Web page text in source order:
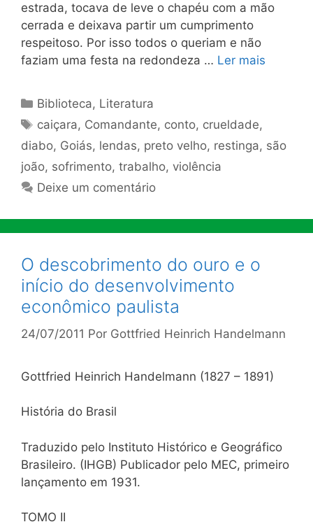
estrada, tocava de leve o chapéu com a mão
cerrada e deixava partir um cumprimento
respeitoso. Por isso todos o queriam e não
faziam uma festa na redondeza … Ler mais
Categorias
Biblioteca, Literatura
Tags
caiçara, Comandante, conto, crueldade,
diabo, Goiás, lendas, preto velho, restinga, são
joão, sofrimento, trabalho, violência
Deixe um comentário
O descobrimento do ouro e o
início do desenvolvimento
econômico paulista
24/07/2011 Por Gottfried Heinrich Handelmann
Gottfried Heinrich Handelmann (1827 – 1891)
História do Brasil
Traduzido pelo Instituto Histórico e Geográfico
Brasileiro. (IHGB) Publicador pelo MEC, primeiro
lançamento em 1931.
TOMO II